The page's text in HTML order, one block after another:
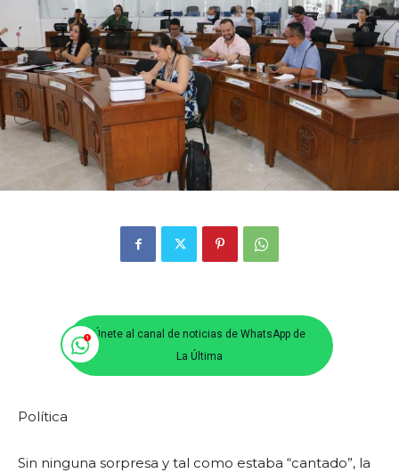
Únete al canal de noticias de WhatsApp de
La Última
Política
Sin ninguna sorpresa y tal como estaba “cantado”, la